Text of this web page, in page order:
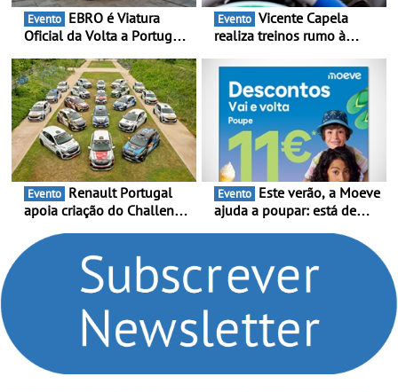
Evento
Oficial da Volta a Portugal
presença nacional ao lado
da mítica prova de ciclismo
e leva a sua gama SUV
multi-energia às estradas
de Portugal
Evento
realiza treinos rumo à
Portugal Karting e mira boa
estreia - O Campeonato
Portugal Karting 2026
decorre entre 1 de Março e
6 de Setembro
Evento
apoia criação do Challenge
compromisso com o
automobilismo nacional
continua em 2026
Evento
ajuda a poupar: está de
Volta” com descontos de